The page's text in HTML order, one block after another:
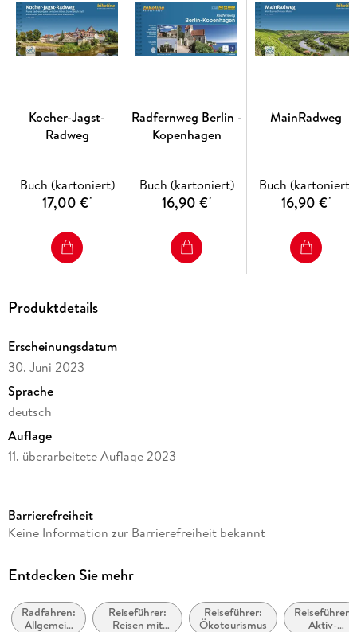
Kocher-Jagst-
Radweg
Buch (kartoniert)
17,00 €*
Radfernweg Berlin -
Kopenhagen
Buch (kartoniert)
16,90 €*
MainRadweg
Buch (kartoniert)
16,90 €*
Produktdetails
Erscheinungsdatum
30. Juni 2023
Sprache
deutsch
Auflage
11. überarbeitete Auflage 2023
Reihe
Herausgegeben von
Verlag/Hersteller
Barrierefreiheit
Keine Information zur Barrierefreiheit bekannt
Entdecken Sie mehr
Radfahren:
Allgemein
Reiseführer:
Reisen mit
Reiseführer:
Ökotourismus
Reiseführer:
Aktiv-